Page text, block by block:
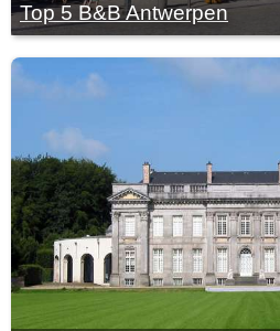
Top 5 B&B Antwerpen